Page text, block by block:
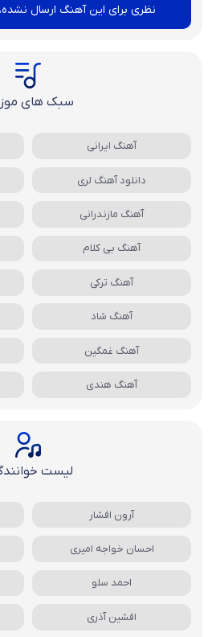
نظری برای این آهنگ ارسال
سبک های
آهنگ ایرانی
دانلود آهنگ لری
آهنگ مازندرانی
آهنگ بی کلام
آهنگ ترکی
آهنگ شاد
آهنگ غمگین
آهنگ هندی
لیست
آرون افشار
احسان خواجه امیری
احمد سلو
افشین آذری